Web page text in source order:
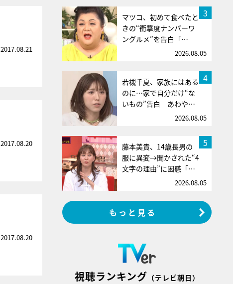
2017.08.21
2017.08.20
2017.08.20
3
マツコ、初めて食べたと
きの“衝撃度ナンバーワ
ングルメ”を告白「…
2026.08.05
4
若槻千夏、家族にはある
のに…家で自分だけ“な
いもの”告白 あわや…
2026.08.05
5
藤本美貴、14歳長男の
服に異変→聞かされた“4
文字の理由”に困惑「…
2026.08.05
もっと見る
視聴ランキング （テレビ朝日）